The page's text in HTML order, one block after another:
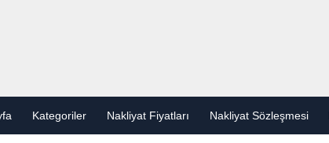
Kategoriler Nakliyat Fiyatları Nakliyat Sözleşmesi